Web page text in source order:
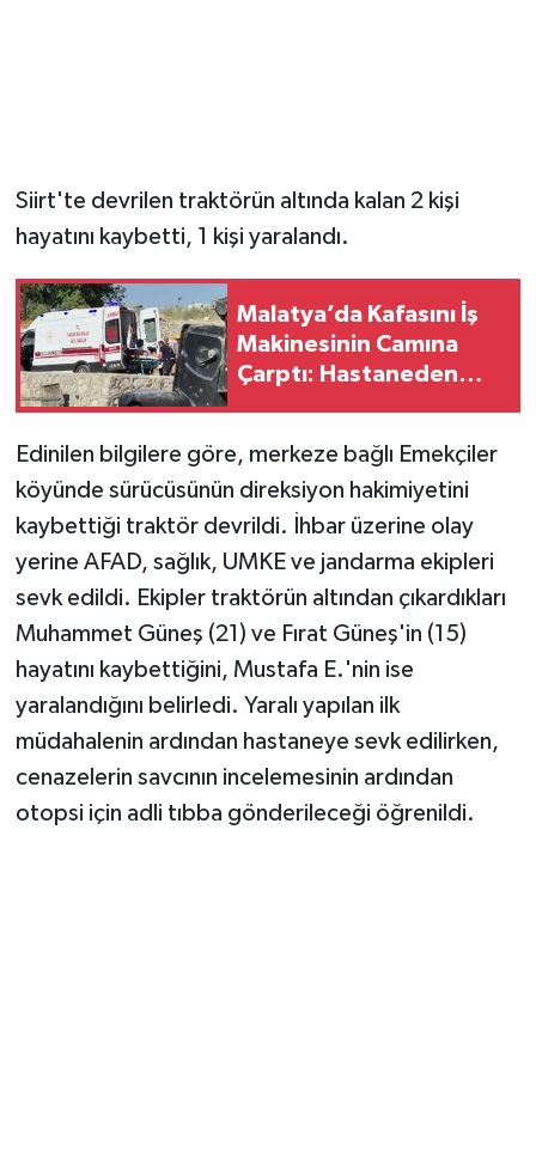
Siirt'te devrilen traktörün altında kalan 2 kişi
hayatını kaybetti, 1 kişi yaralandı.
Malatya’da Kafasını İş
Makinesinin Camına
Çarptı: Hastaneden
Edinilen bilgilere göre, merkeze bağlı Emekçiler
köyünde sürücüsünün direksiyon hakimiyetini
kaybettiği traktör devrildi. İhbar üzerine olay
yerine AFAD, sağlık, UMKE ve jandarma ekipleri
sevk edildi. Ekipler traktörün altından çıkardıkları
Muhammet Güneş (21) ve Fırat Güneş'in (15)
hayatını kaybettiğini, Mustafa E.'nin ise
yaralandığını belirledi. Yaralı yapılan ilk
müdahalenin ardından hastaneye sevk edilirken,
cenazelerin savcının incelemesinin ardından
otopsi için adli tıbba gönderileceği öğrenildi.